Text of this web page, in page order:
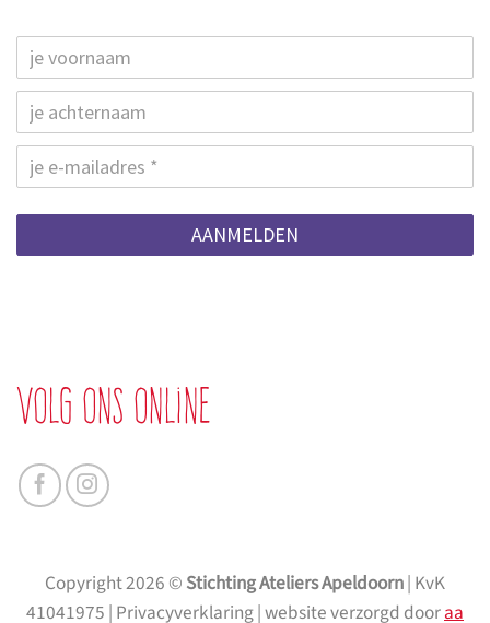
AANMELDEN
Volg ons online
Copyright 2026 © Stichting Ateliers Apeldoorn| KvK
41041975 | Privacyverklaring | website verzorgd dooraa